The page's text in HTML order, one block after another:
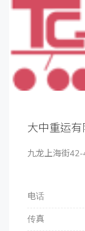
大中重运有
九龙上海街
电话
传真